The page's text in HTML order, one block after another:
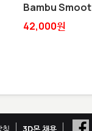
Bambu
42,000원
침 3D몬 채용